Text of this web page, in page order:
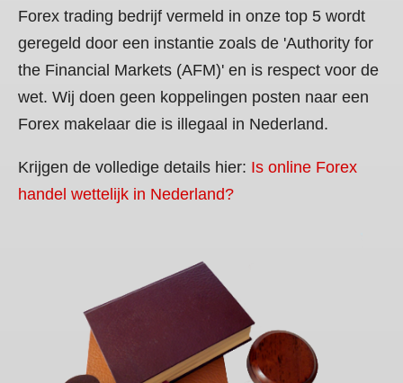
Forex trading bedrijf vermeld in onze top 5 wordt
geregeld door een instantie zoals de 'Authority for
the Financial Markets (AFM)' en is respect voor de
wet. Wij doen geen koppelingen posten naar een
Forex makelaar die is illegaal in Nederland.
Krijgen de volledige details hier: Is online Forex
handel wettelijk in Nederland?